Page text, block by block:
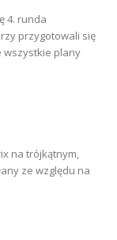
4. runda
przygotowali się
wszystkie plany
na trójkątnym,
ze względu na